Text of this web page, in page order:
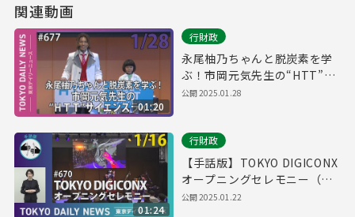
関連動画
01:20
行財政
永尾柚乃ちゃんと脱炭素を学
ぶ！市岡元気先生の“HTT”サ
イエンスライブ（令和7年1月
公開2025.01.28
01:24
行財政
【手話版】TOKYO DIGICONX
オープニングセレモニー（令
和7年1月16日 東京デイリーニ
公開2025.01.22